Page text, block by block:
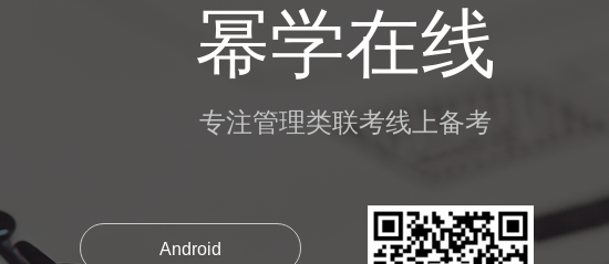
幂学在线
专注管理类联考线上备考
Android